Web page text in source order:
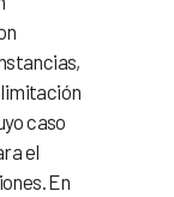
caso
el
En